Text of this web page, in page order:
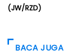
(JW/RZD)
BACA JUGA